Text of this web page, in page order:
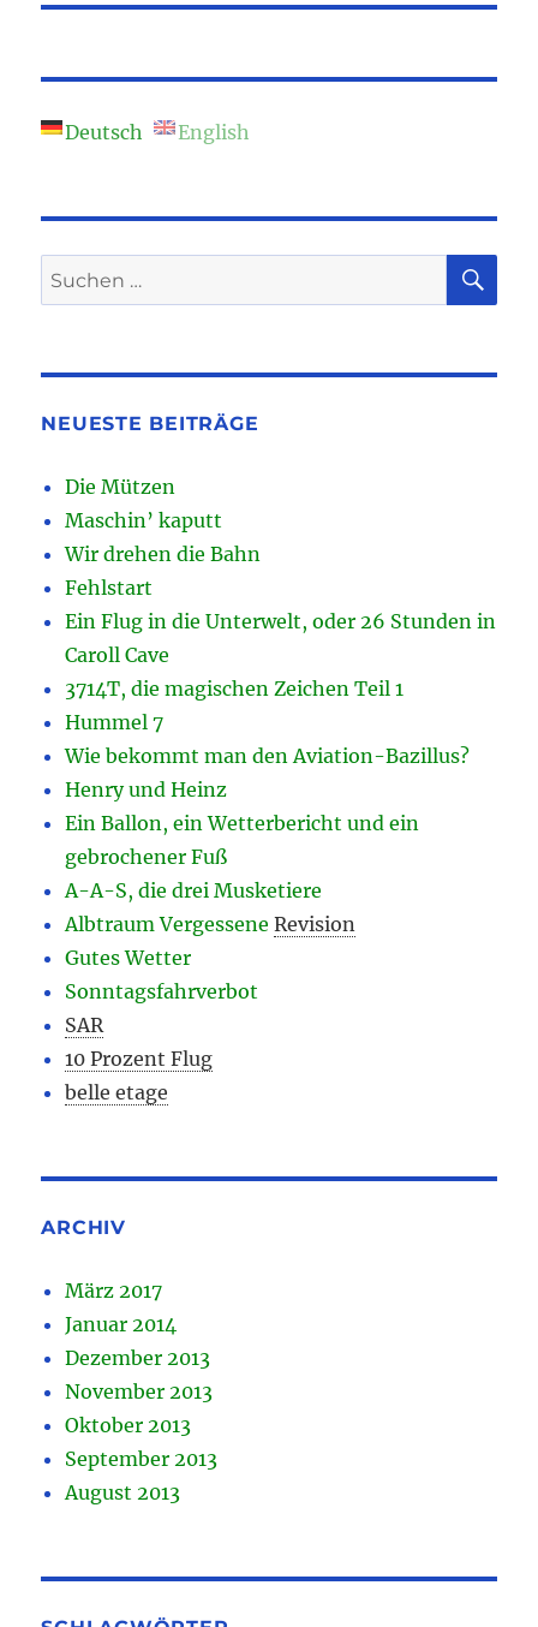
Deutsch English
Suchen
nach:
NEUESTE BEITRÄGE
Die Mützen
Maschin’ kaputt
Wir drehen die Bahn
Fehlstart
Ein Flug in die Unterwelt, oder 26 Stunden in
Caroll Cave
3714T, die magischen Zeichen Teil 1
Hummel 7
Wie bekommt man den Aviation-Bazillus?
Henry und Heinz
Ein Ballon, ein Wetterbericht und ein
gebrochener Fuß
A-A-S, die drei Musketiere
Albtraum Vergessene Revision
Gutes Wetter
Sonntagsfahrverbot
SAR
10 Prozent Flug
belle etage
ARCHIV
März 2017
Januar 2014
Dezember 2013
November 2013
Oktober 2013
September 2013
August 2013